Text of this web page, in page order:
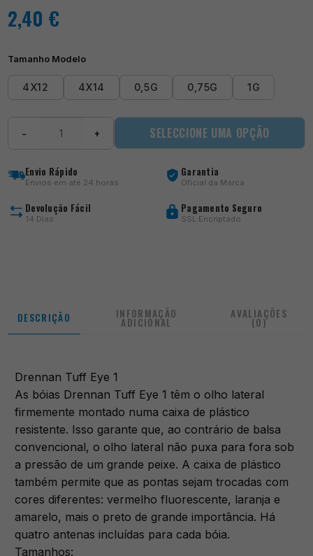
2,40 €
Tamanho Modelo
4X12 4X14 0,5G 0,75G 1G
1
− + SELECCIONE UMA OPÇÃO
Envio Rápido
Envios em até 24 horas
Garantia
Oficial da Marca
Devolução Fácil
14 Dias
Pagamento Seguro
SSL Encriptado
DESCRIÇÃO INFORMAÇÃO
ADICIONAL
AVALIAÇÕES
(0)
Drennan Tuff Eye 1
As bóias Drennan Tuff Eye 1 têm o olho lateral
firmemente montado numa caixa de plástico
resistente. Isso garante que, ao contrário de balsa
convencional, o olho lateral não puxa para fora sob
a pressão de um grande peixe. A caixa de plástico
também permite que as pontas sejam trocadas com
cores diferentes: vermelho fluorescente, laranja e
amarelo, mais o preto de grande importância. Há
quatro antenas incluídas para cada bóia.
Tamanhos: